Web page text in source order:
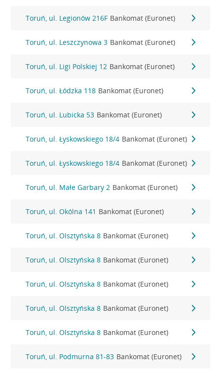
Toruń, ul. Legionów 216F Bankomat (Euronet)
Toruń, ul. Leszczynowa 3 Bankomat (Euronet)
Toruń, ul. Ligi Polskiej 12 Bankomat (Euronet)
Toruń, ul. Łódzka 118 Bankomat (Euronet)
Toruń, ul. Lubicka 53 Bankomat (Euronet)
Toruń, ul. Łyskowskiego 18/4 Bankomat (Euronet)
Toruń, ul. Łyskowskiego 18/4 Bankomat (Euronet)
Toruń, ul. Małe Garbary 2 Bankomat (Euronet)
Toruń, ul. Okólna 141 Bankomat (Euronet)
Toruń, ul. Olsztyńska 8 Bankomat (Euronet)
Toruń, ul. Olsztyńska 8 Bankomat (Euronet)
Toruń, ul. Olsztyńska 8 Bankomat (Euronet)
Toruń, ul. Olsztyńska 8 Bankomat (Euronet)
Toruń, ul. Olsztyńska 8 Bankomat (Euronet)
Toruń, ul. Podmurna 81-83 Bankomat (Euronet)